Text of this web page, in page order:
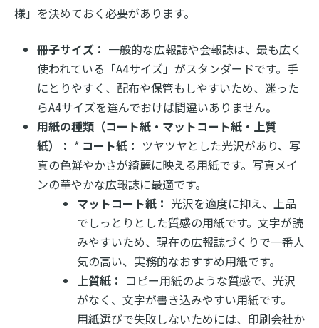
様」を決めておく必要があります。
冊子サイズ： 一般的な広報誌や会報誌は、最も広く
使われている「A4サイズ」がスタンダードです。手
にとりやすく、配布や保管もしやすいため、迷った
らA4サイズを選んでおけば間違いありません。
用紙の種類（コート紙・マットコート紙・上質
紙）： * コート紙： ツヤツヤとした光沢があり、写
真の色鮮やかさが綺麗に映える用紙です。写真メイ
ンの華やかな広報誌に最適です。
マットコート紙： 光沢を適度に抑え、上品
でしっとりとした質感の用紙です。文字が読
みやすいため、現在の広報誌づくりで一番人
気の高い、実務的なおすすめ用紙です。
上質紙： コピー用紙のような質感で、光沢
がなく、文字が書き込みやすい用紙です。
用紙選びで失敗しないためには、印刷会社か